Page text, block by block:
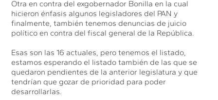
Otra en contra del exgobernador Bonilla en la cual
hicieron énfasis algunos legisladores del PAN y
finalmente, también tenemos denuncias de juicio
político en contra del fiscal general de la República.
Esas son las 16 actuales, pero tenemos el listado,
estamos esperando el listado también de las que se
quedaron pendientes de la anterior legislatura y que
tendrían que gozar de prioridad para poder
desarrollarlas.